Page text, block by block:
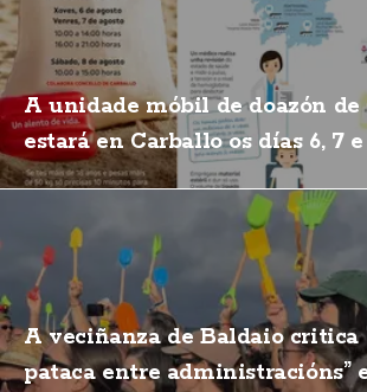
A unidade móbil de doazón de
estará en Carballo os días 6, 7
A veciñanza de Baldaio critica
pataca entre administracións”